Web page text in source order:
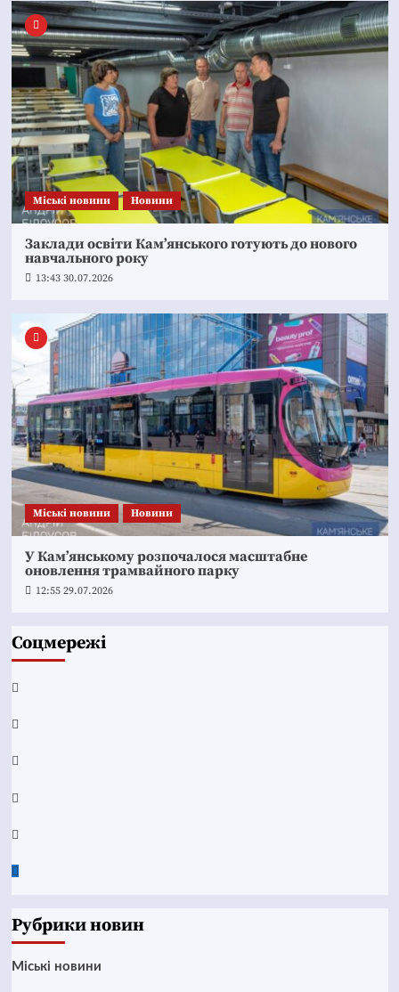
Mіські новини Новини
Заклади освіти Кам’янського готують до нового
навчального року
13:43 30.07.2026
Mіські новини Новини
У Кам’янському розпочалося масштабне
оновлення трамвайного парку
12:55 29.07.2026
Соцмережі
Facebook
YouTube
Telegram
Instagram
Twitter
Google
Рубрики новин
Mіські новини